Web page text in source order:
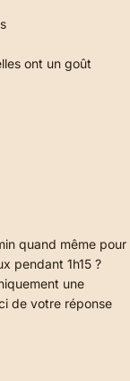
ont un goût
quand même pour
pendant 1h15 ?
une
de votre réponse